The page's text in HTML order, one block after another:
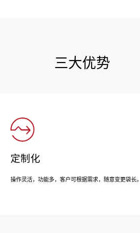
三大优势
定制化
操作灵活，功能多，客户可根据需求，随意变更袋长。